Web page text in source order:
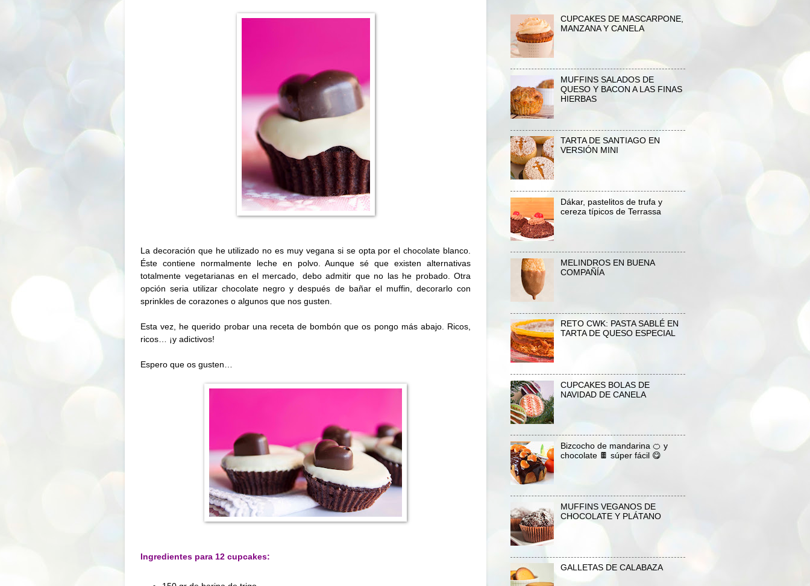
La decoración que he utilizado no es muy vegana si se opta por el chocolate blanco.
Éste contiene normalmente leche en polvo. Aunque sé que existen alternativas
totalmente vegetarianas en el mercado, debo admitir que no las he probado. Otra
opción seria utilizar chocolate negro y después de bañar el muffin, decorarlo con
sprinkles de corazones o algunos que nos gusten.
Esta vez, he querido probar una receta de bombón que os pongo más abajo. Ricos,
ricos… ¡y adictivos!
Espero que os gusten…
Ingredientes para 12 cupcakes:
CUPCAKES DE MASCARPONE,
MANZANA Y CANELA
MUFFINS SALADOS DE
QUESO Y BACON A LAS FINAS
HIERBAS
TARTA DE SANTIAGO EN
VERSIÓN MINI
Dákar, pastelitos de trufa y
cereza típicos de Terrassa
MELINDROS EN BUENA
COMPAÑÍA
RETO CWK: PASTA SABLÉ EN
TARTA DE QUESO ESPECIAL
CUPCAKES BOLAS DE
NAVIDAD DE CANELA
Bizcocho de mandarina 🍊 y
chocolate 🍫 súper fácil 😋
MUFFINS VEGANOS DE
CHOCOLATE Y PLÁTANO
GALLETAS DE CALABAZA